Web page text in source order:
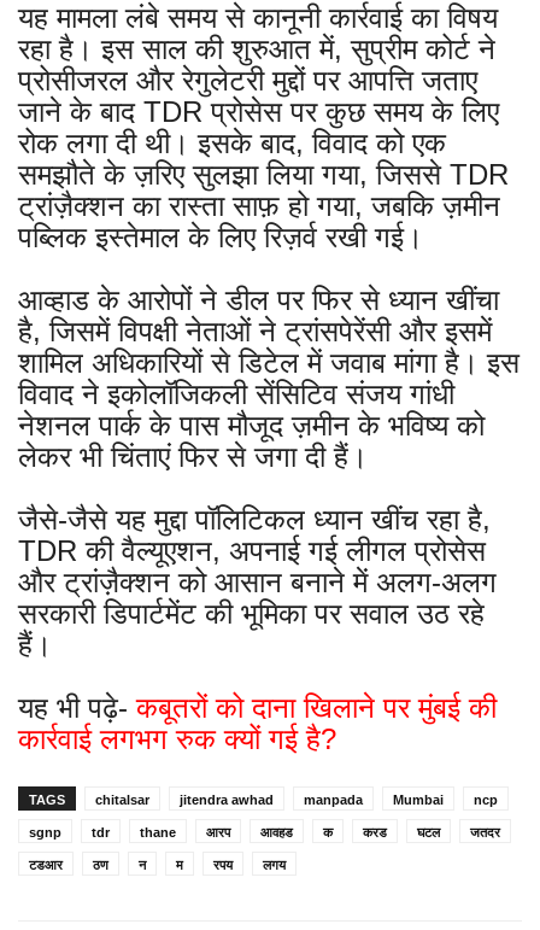
यह मामला लंबे समय से कानूनी कार्रवाई का विषय
रहा है। इस साल की शुरुआत में, सुप्रीम कोर्ट ने
प्रोसीजरल और रेगुलेटरी मुद्दों पर आपत्ति जताए
जाने के बाद TDR प्रोसेस पर कुछ समय के लिए
रोक लगा दी थी। इसके बाद, विवाद को एक
समझौते के ज़रिए सुलझा लिया गया, जिससे TDR
ट्रांज़ैक्शन का रास्ता साफ़ हो गया, जबकि ज़मीन
पब्लिक इस्तेमाल के लिए रिज़र्व रखी गई।
आव्हाड के आरोपों ने डील पर फिर से ध्यान खींचा
है, जिसमें विपक्षी नेताओं ने ट्रांसपेरेंसी और इसमें
शामिल अधिकारियों से डिटेल में जवाब मांगा है। इस
विवाद ने इकोलॉजिकली सेंसिटिव संजय गांधी
नेशनल पार्क के पास मौजूद ज़मीन के भविष्य को
लेकर भी चिंताएं फिर से जगा दी हैं।
जैसे-जैसे यह मुद्दा पॉलिटिकल ध्यान खींच रहा है,
TDR की वैल्यूएशन, अपनाई गई लीगल प्रोसेस
और ट्रांज़ैक्शन को आसान बनाने में अलग-अलग
सरकारी डिपार्टमेंट की भूमिका पर सवाल उठ रहे
हैं।
यह भी पढ़े-कबूतरों को दाना खिलाने पर मुंबई की
कार्रवाई लगभग रुक क्यों गई है?
TAGS chitalsar jitendra awhad manpada Mumbai ncp
sgnp tdr thane आरप आवहड क करड घटल जतदर
टडआर ठण न म रपय लगय